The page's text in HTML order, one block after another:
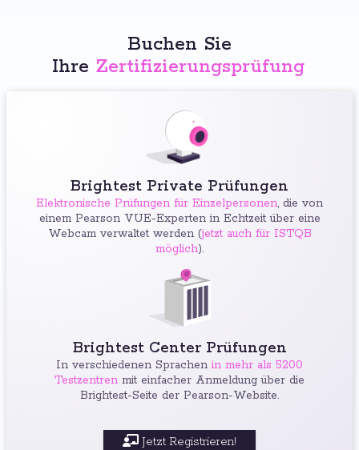
Buchen Sie
Ihre Zertifizierungsprüfung:
Brightest Private Prüfungen
Elektronische Prüfungen für Einzelpersonen, die von
einem Pearson VUE-Experten in Echtzeit über eine
Webcam verwaltet werden (jetzt auch für ISTQB
möglich).
Brightest Center Prüfungen
In verschiedenen Sprachen in mehr als 5200
Testzentren mit einfacher Anmeldung über die
Brightest-Seite der Pearson-Website.
Jetzt Registrieren!